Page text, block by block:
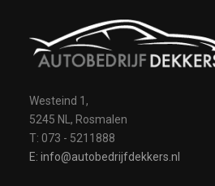
Westeind 1,
5245 NL, Rosmalen
T: 073 - 5211888
E: info@autobedrijfdekkers.nl